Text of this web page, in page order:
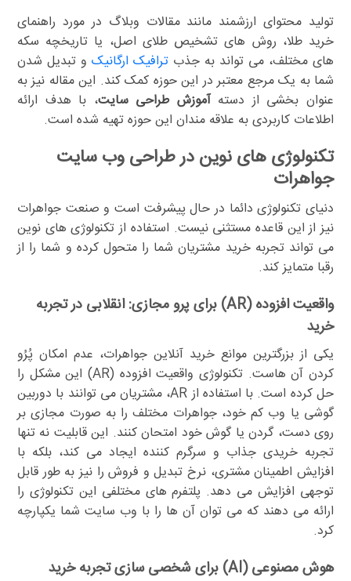
تولید محتوای ارزشمند مانند مقالات وبلاگ در مورد راهنمای
خرید طلا، روش های تشخیص طلای اصل، یا تاریخچه سکه
های مختلف، می تواند به جذب ترافیک ارگانیک و تبدیل شدن
شما به یک مرجع معتبر در این حوزه کمک کند. این مقاله نیز به
عنوان بخشی از دستهآموزش طراحی سایت، با هدف ارائه
اطلاعات کاربردی به علاقه مندان این حوزه تهیه شده است.
تکنولوژی های نوین در طراحی وب سایت
جواهرات
دنیای تکنولوژی دائما در حال پیشرفت است و صنعت جواهرات
نیز از این قاعده مستثنی نیست. استفاده از تکنولوژی های نوین
می تواند تجربه خرید مشتریان شما را متحول کرده و شما را از
رقبا متمایز کند.
واقعیت افزوده (AR) برای پرو مجازی: انقلابی در تجربه
خرید
یکی از بزرگترین موانع خرید آنلاین جواهرات، عدم امکان پُرُو
کردن آن هاست. تکنولوژی واقعیت افزوده (AR) این مشکل را
حل کرده است. با استفاده از AR، مشتریان می توانند با دوربین
گوشی یا وب کم خود، جواهرات مختلف را به صورت مجازی بر
روی دست، گردن یا گوش خود امتحان کنند. این قابلیت نه تنها
تجربه خریدی جذاب و سرگرم کننده ایجاد می کند، بلکه با
افزایش اطمینان مشتری، نرخ تبدیل و فروش را نیز به طور قابل
توجهی افزایش می دهد. پلتفرم های مختلفی این تکنولوژی را
ارائه می دهند که می توان آن ها را با وب سایت شما یکپارچه
کرد.
هوش مصنوعی (AI) برای شخصی سازی تجربه خرید